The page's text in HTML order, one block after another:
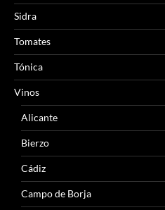
Sidra
Tomates
Tónica
Vinos
Alicante
Bierzo
Cádiz
Campo de Borja